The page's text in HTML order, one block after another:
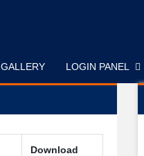
GALLERY LOGIN PANEL
Download